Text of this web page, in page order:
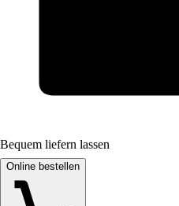
Bequem liefern lassen
Online bestellen